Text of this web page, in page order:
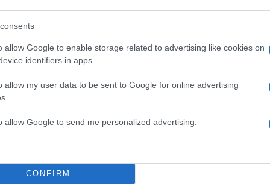
allow Google to enable storage related to advertising like cookies on
identifiers in apps.
allow my user data to be sent to Google for online advertising
allow Google to send me personalized advertising.
CONFIRM